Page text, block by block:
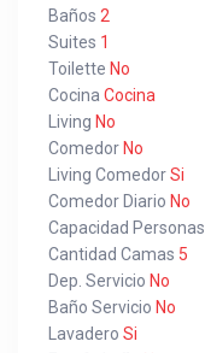
Baños 2
Suites 1
Toilette No
Cocina Cocina
Living No
Comedor No
Living ComedorSi
Comedor Diario No
Capacidad Personas
Cantidad Camas 5
Dep. Servicio No
Baño Servicio No
Lavadero Si